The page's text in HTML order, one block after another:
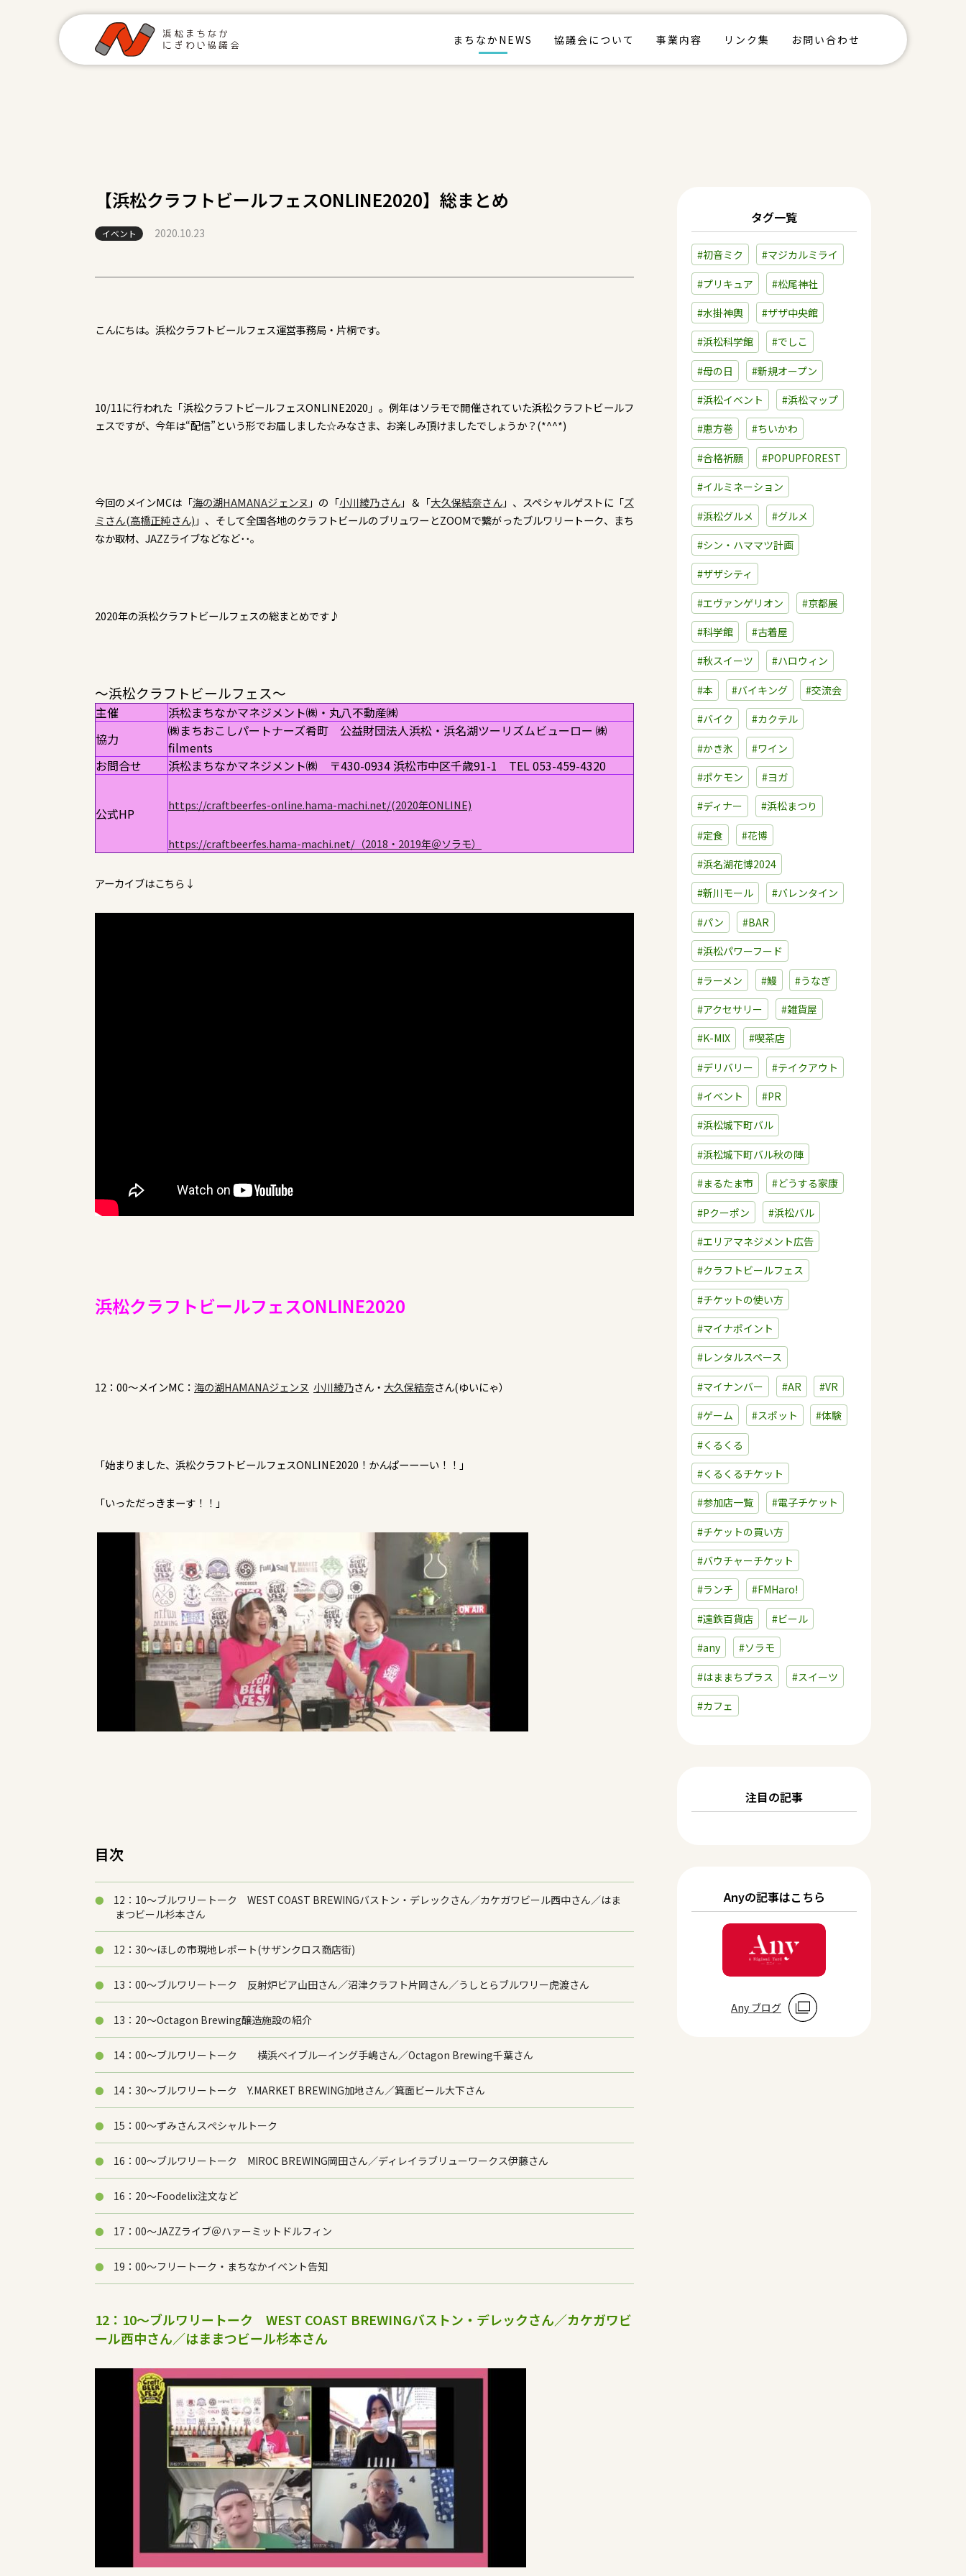
まちなかNEWS 協議会について 事業内容 リンク集 お問い合わせ
【浜松クラフトビールフェスONLINE2020】総まとめ
イベント 2020.10.23
こんにちは。浜松クラフトビールフェス運営事務局・片桐です。
10/11に行われた「浜松クラフトビールフェスONLINE2020」。例年はソラモで開催されていた浜松クラフトビールフ
ェスですが、今年は“配信”という形でお届しました☆みなさま、お楽しみ頂けましたでしょうか？(*^^*)
今回のメインMCは「海の湖HAMANAジェンヌ 」の「小川綾乃さん」＆「大久保結奈さん」、スペシャルゲストに「ズ
ミさん(高橋正純さん) 」、そして全国各地のクラフトビールのブリュワーとZOOMで繋がったブルワリートーク、まち
なか取材、JAZZライブなどなど･･。
2020年の浜松クラフトビールフェスの総まとめです♪
～浜松クラフトビールフェス～
主催
浜松まちなかマネジメント㈱・丸八不動産㈱
協力
㈱まちおこしパートナーズ肴町 公益財団法人浜松・浜名湖ツーリズムビューロー ㈱
filments
お問合せ
浜松まちなかマネジメント㈱ 〒430-0934 浜松市中区千歳91-1 TEL 053-459-4320
公式HP
https://craftbeerfes-online.hama-machi.net/(2020年ONLINE)
https://craftbeerfes.hama-machi.net/（2018・2019年＠ソラモ）
アーカイブはこちら↓
浜松クラフトビールフェスONLINE2020
12：00～メインMC： 海の湖HAMANAジェンヌ 小川綾乃さん・ 大久保結奈さん(ゆいにゃ）
「始まりました、浜松クラフトビールフェスONLINE2020！かんぱーーーい！！」
「いっただっきまーす！！」
目次
12：10～ブルワリートーク WEST COAST BREWINGバストン・デレックさん／カケガワビール西中さん／はま
まつビール杉本さん
12：30～ほしの市現地レポート(サザンクロス商店街)
13：00～ブルワリートーク 反射炉ビア山田さん／沼津クラフト片岡さん／うしとらブルワリー虎渡さん
13：20～Octagon Brewing醸造施設の紹介
14：00～ブルワリートーク 横浜ベイブルーイング手嶋さん／Octagon Brewing千葉さん
14：30～ブルワリートーク Y.MARKET BREWING加地さん／箕面ビール大下さん
15：00～ずみさんスぺシャルトーク
16：00～ブルワリートーク MIROC BREWING岡田さん／ディレイラブリューワークス伊藤さん
16：20～Foodelix注文など
17：00～JAZZライブ＠ハァーミットドルフィン
19：00～フリートーク・まちなかイベント告知
12：10～ブルワリートーク WEST COAST BREWINGバストン・デレックさん／カケガワビ
ール西中さん／はままつビール杉本さん
タグ一覧
#初音ミク #マジカルミライ
#プリキュア #松尾神社
#水掛神輿 #ザザ中央館
#浜松科学館 #でしこ
#母の日 #新規オープン
#浜松イベント #浜松マップ
#恵方巻 #ちいかわ
#合格祈願 #POPUPFOREST
#イルミネーション
#浜松グルメ #グルメ
#シン・ハママツ計画
#ザザシティ
#エヴァンゲリオン #京都展
#科学館 #古着屋
#秋スイーツ #ハロウィン
#本 #バイキング #交流会
#バイク #カクテル
#かき氷 #ワイン
#ポケモン #ヨガ
#ディナー #浜松まつり
#定食 #花博
#浜名湖花博2024
#新川モール #バレンタイン
#パン #BAR
#浜松パワーフード
#ラーメン #鰻 #うなぎ
#アクセサリー #雑貨屋
#K-MIX #喫茶店
#デリバリー #テイクアウト
#イベント #PR
#浜松城下町バル
#浜松城下町バル秋の陣
#まるたま市 #どうする家康
#Pクーポン #浜松バル
#エリアマネジメント広告
#クラフトビールフェス
#チケットの使い方
#マイナポイント
#レンタルスペース
#マイナンバー #AR #VR
#ゲーム #スポット #体験
#くるくる
#くるくるチケット
#参加店一覧 #電子チケット
#チケットの買い方
#バウチャーチケット
#ランチ #FMHaro!
#遠鉄百貨店 #ビール
#any #ソラモ
#はままちプラス #スイーツ
#カフェ
注目の記事
Anyの記事はこちら
Any ブログ